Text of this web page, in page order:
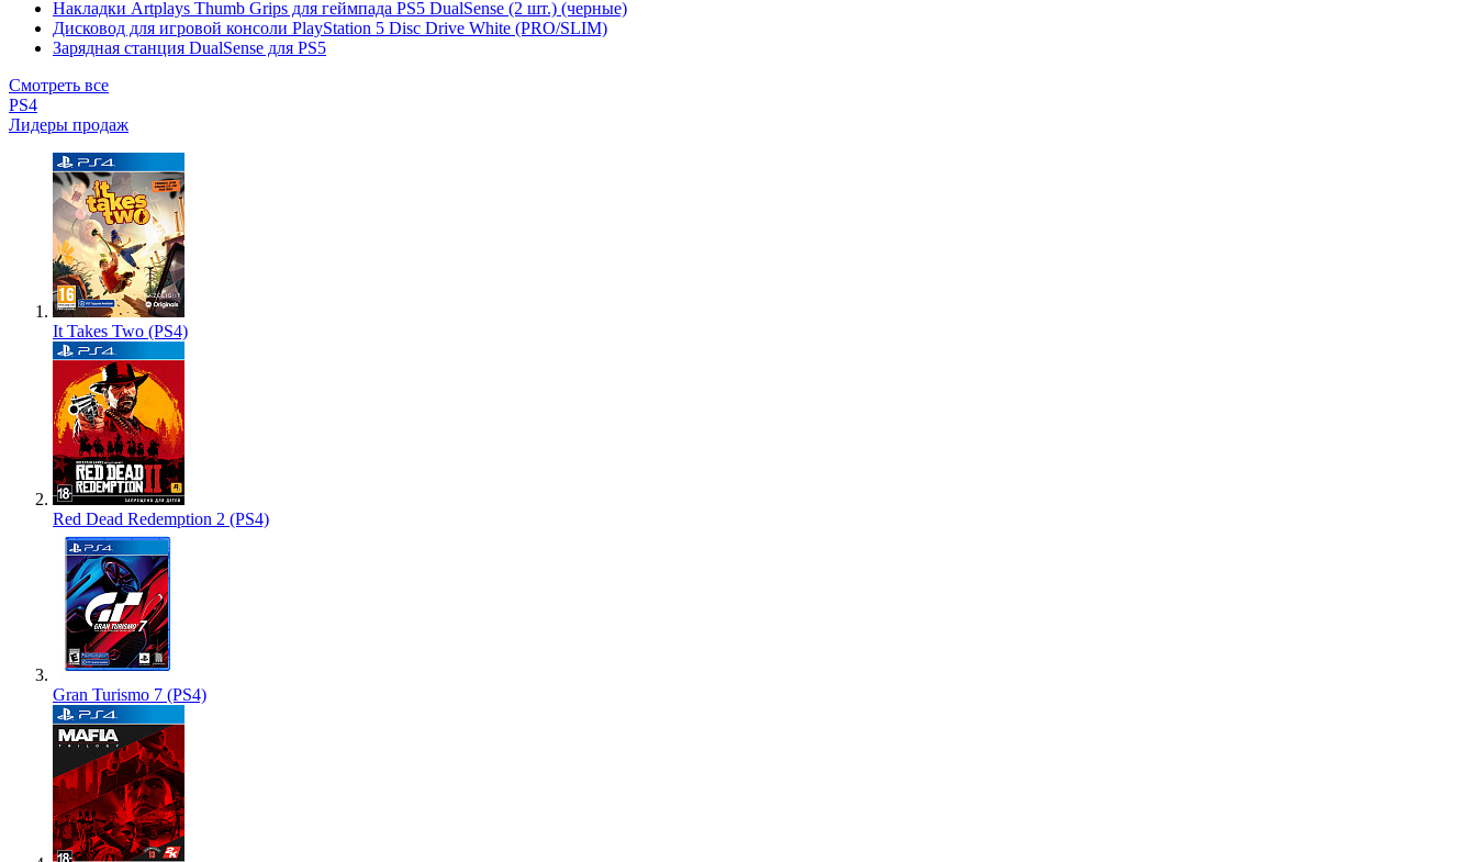
Накладки Artplays Thumb Grips для геймпада PS5 DualSense (2 шт.) (черные)
Дисковод для игровой консоли PlayStation 5 Disc Drive White (PRO/SLIM)
Зарядная станция DualSense для PS5
Смотреть все
PS4
Лидеры продаж
It Takes Two (PS4)
Red Dead Redemption 2 (PS4)
Gran Turismo 7 (PS4)